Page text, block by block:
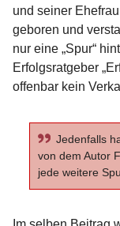
und seiner
geboren und
nur eine „Spur“
Erfolgsratgeber
offenbar kein
Jedenfalls
von dem Autor
jede weitere